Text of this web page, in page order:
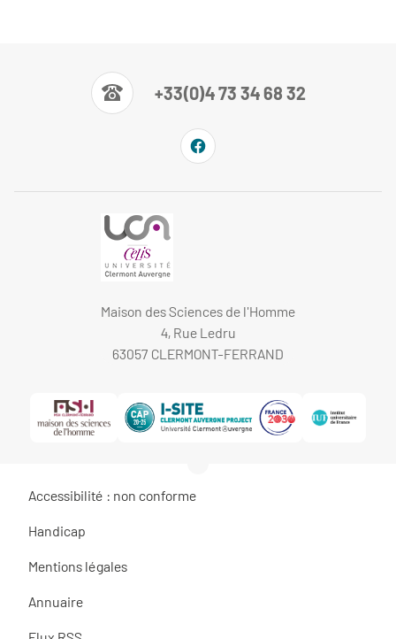
+33(0)4 73 34 68 32
Maison des Sciences de l'Homme
4, Rue Ledru
63057 CLERMONT-FERRAND
Accessibilité : non conforme
Handicap
Mentions légales
Annuaire